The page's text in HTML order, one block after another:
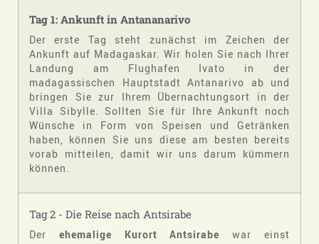
Tag 1: Ankunft in Antananarivo
Der erste Tag steht zunächst im Zeichen der
Ankunft auf Madagaskar. Wir holen Sie nach Ihrer
Landung am Flughafen Ivato in der
madagassischen Hauptstadt Antanarivo ab und
bringen Sie zur Ihrem Übernachtungsort in der
Villa Sibylle. Sollten Sie für Ihre Ankunft noch
Wünsche in Form von Speisen und Getränken
haben, können Sie uns diese am besten bereits
vorab mitteilen, damit wir uns darum kümmern
können.
Tag 2 - Die Reise nach Antsirabe
Der ehemalige Kurort Antsirabe war einst